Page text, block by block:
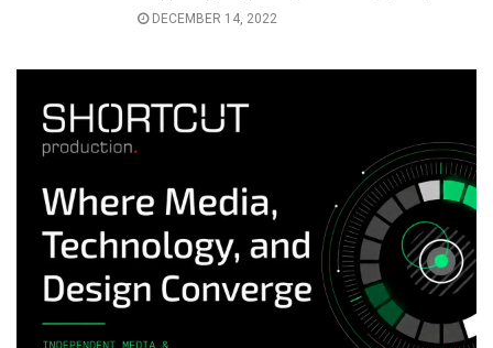
DECEMBER 14, 2022